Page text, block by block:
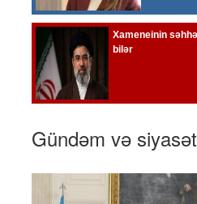
Gündəm və siyasət